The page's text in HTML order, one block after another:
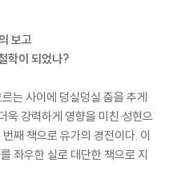
보고
학이 되었나?
르는 사이에 덩실덩실 춤을 추게
욱 강력하게 영향을 미친 성현으
째 책으로 유가의 경전이다. 이
좌우한 실로 대단한 책으로 지